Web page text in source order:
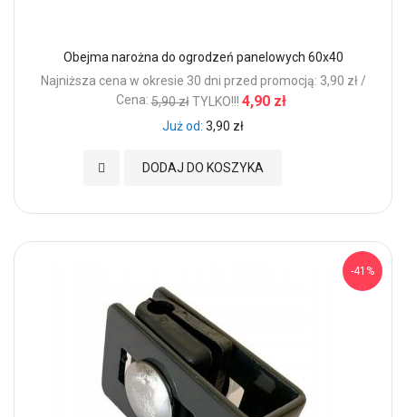
Obejma narożna do ogrodzeń panelowych 60x40
Najniższa cena w okresie 30 dni przed promocją: 3,90 zł /
Cena: 5,90 zł TYLKO!!! 4,90 zł
Już od 3,90 zł
DODAJ DO KOSZYKA
Dodaj do Ulubionych
-41%